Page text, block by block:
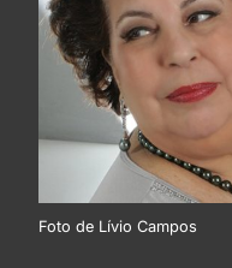
Velho piano
Fruta boa
Mãos de afeto
Foto de Lívio Campos